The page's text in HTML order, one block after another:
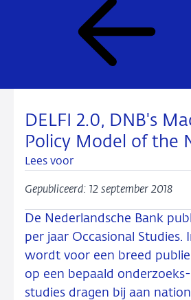
DELFI 2.0, DNB's
Policy Model of the
Lees voor
Gepubliceerd: 12 september 2018
De Nederlandsche Bank
per jaar Occasional Studies.
wordt voor een breed
op een bepaald
studies dragen bij aan